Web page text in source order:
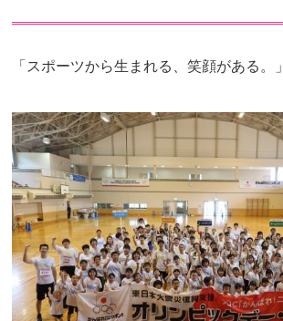
「スポーツから生まれる、笑顔がある。」